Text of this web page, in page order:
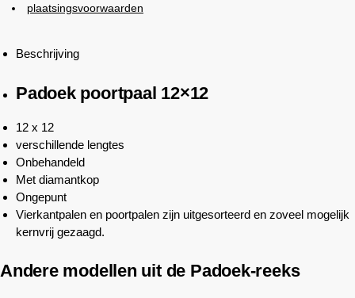
plaatsingsvoorwaarden
Beschrijving
Padoek poortpaal 12×12
12 x 12
verschillende lengtes
Onbehandeld
Met diamantkop
Ongepunt
Vierkantpalen en poortpalen zijn uitgesorteerd en zoveel mogelijk
kernvrij gezaagd.
Andere modellen uit de Padoek-reeks